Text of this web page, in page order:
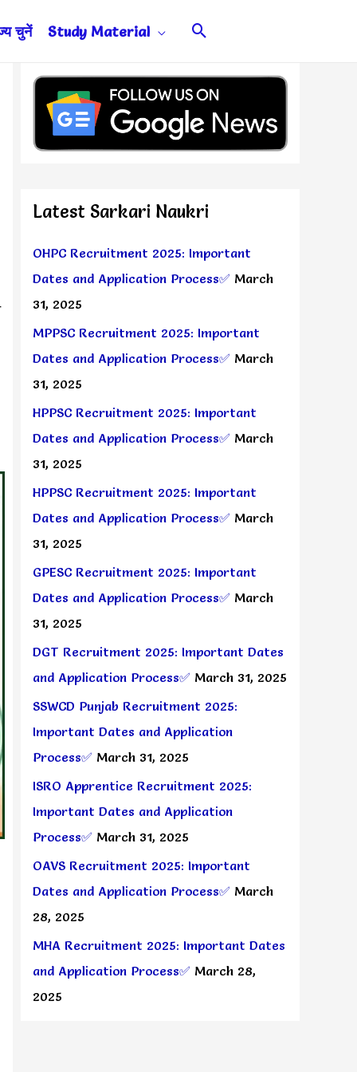
चुनें Study Material Search
Latest Sarkari Naukri
OHPC Recruitment 2025: Important
Dates and Application Process✅ March
31, 2025
MPPSC Recruitment 2025: Important
Dates and Application Process✅ March
31, 2025
HPPSC Recruitment 2025: Important
Dates and Application Process✅ March
31, 2025
HPPSC Recruitment 2025: Important
Dates and Application Process✅ March
31, 2025
GPESC Recruitment 2025: Important
Dates and Application Process✅ March
31, 2025
DGT Recruitment 2025: Important Dates
and Application Process✅ March 31, 2025
SSWCD Punjab Recruitment 2025:
Important Dates and Application
Process✅ March 31, 2025
ISRO Apprentice Recruitment 2025:
Important Dates and Application
Process✅ March 31, 2025
OAVS Recruitment 2025: Important
Dates and Application Process✅ March
28, 2025
MHA Recruitment 2025: Important Dates
and Application Process✅ March 28,
2025